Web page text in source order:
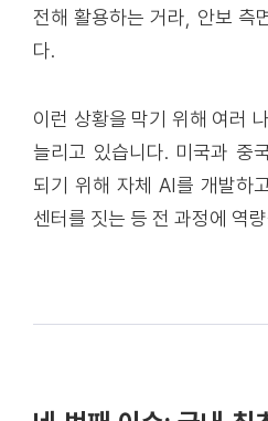
전해 활용하는 거라, 안보 측
다.
이런 상황을 막기 위해 여러
늘리고 있습니다. 미국과 중
되기 위해 자체 AI를 개발하
센터를 짓는 등 전 과정에 역